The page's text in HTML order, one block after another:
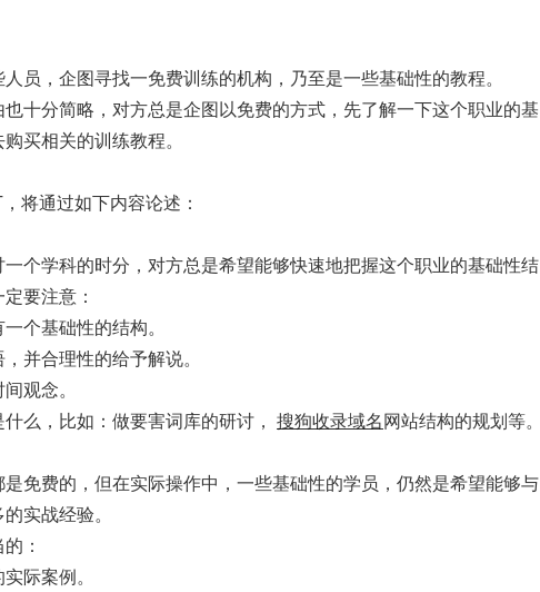
员，企图寻找一免费训练的机构，乃至是一些基础性的教程。
十分简略，对方总是企图以免费的方式，先了解一下这个职业的基
买相关的训练教程。
将通过如下内容论述：
个学科的时分，对方总是希望能够快速地把握这个职业的基础性结
要注意：
个基础性的结构。
并合理性的给予解说。
观念。
么，比如：做要害词库的研讨， 搜狗收录域名 网站结构的规划等。
免费的，但在实际操作中，一些基础性的学员，仍然是希望能够与
实战经验。
：
际案例。